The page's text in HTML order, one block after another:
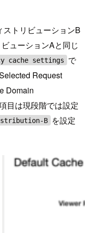
トリビューションB
ューションAと同じ
cache settings
で
Request
Domain
目は現段階では設定
B
を設定